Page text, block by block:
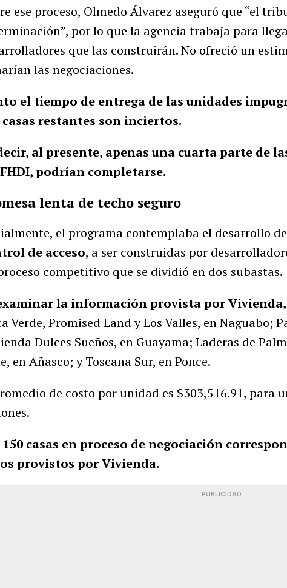
ese proceso, Olmedo Álvarez aseguró que “el
por lo que la agencia trabaja para
que las construirán. No ofreció un
las negociaciones.
el tiempo de entrega de las unidades
casas restantes son inciertos.
al presente, apenas una cuarta parte de
podrían completarse.
lenta de techo seguro
el programa contemplaba el desarrollo de
de acceso, a ser construidas por
competitivo que se dividió en dos subastas.
la información provista por
Verde, Promised Land y Los Valles, en Naguabo;
Dulces Sueños, en Guayama; Laderas de
en Añasco; y Toscana Sur, en Ponce.
de costo por unidad es $303,516.91, para
150 casas en proceso de negociación
provistos por Vivienda.
PUBLICIDAD